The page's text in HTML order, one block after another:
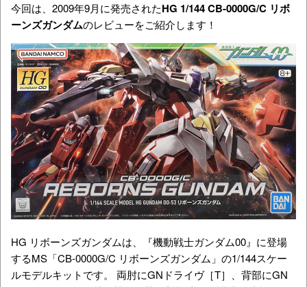
今回は、2009年9月に発売されたHG 1/144CB-0000G/C リボ
ーンズガンダムのレビューをご紹介します！
HG リボーンズガンダムは、『機動戦士ガンダム00』に登場
するMS「CB-0000G/C リボーンズガンダム」の1/144スケー
ルモデルキットです。 両肘にGNドライヴ［T］、背部にGN